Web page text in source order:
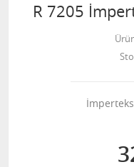
R 7205
İmperteks